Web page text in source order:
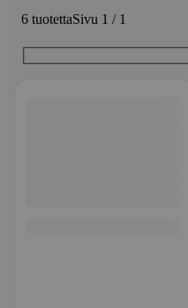
6 tuotettaSivu 1 / 1